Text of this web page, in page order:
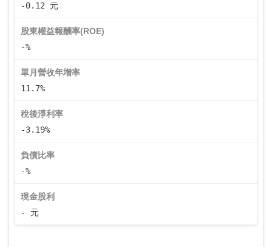
-0.12 元
股東權益報酬率(ROE)
-%
單月營收年增率
11.7%
稅後淨利率
-3.19%
負債比率
-%
現金股利
- 元